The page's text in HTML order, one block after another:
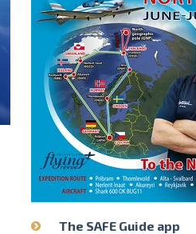
The SAFE Guide app